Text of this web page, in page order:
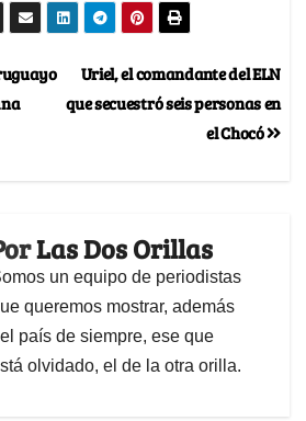
Uriel, el comandante del ELN
que secuestró seis personas en
el Chocó
Las Dos Orillas
un equipo de periodistas
queremos mostrar, además
país de siempre, ese que
olvidado, el de la otra orilla.